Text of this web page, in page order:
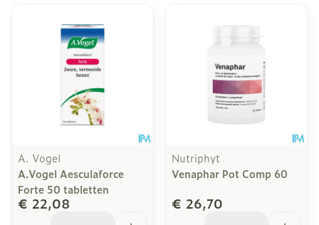
A. Vogel
A.Vogel Aesculaforce
Forte 50 tabletten
€ 22,08
Nutriphyt
Venaphar Pot Comp 60
€ 26,70